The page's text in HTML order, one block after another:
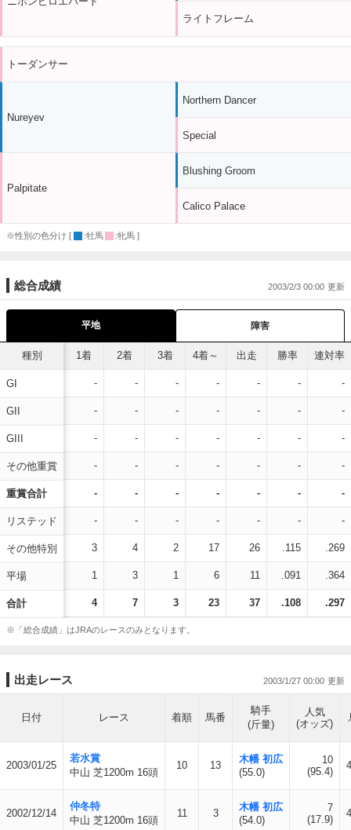
ライトフレーム
トーダンサー
Nureyev
Palpitate
Northern Dancer
Special
Blushing Groom
Calico Palace
※性別の色分け [ :牡馬 :牝馬 ]
総合成績 2003/2/3 00:00
平地 障害
種別
GI
GII
GIII
その他重賞
重賞合計
リステッド
その他特別
平場
合計
1着 2着 3着 4着～ 出走 勝率 連対率
- - - - - - -
- - - - - - -
- - - - - - -
- - - - - - -
- - - - - - -
- - - - - - -
3 4 2 17 26 .115 .269
1 3 1 6 11 .091 .364
4 7 3 23 37 .108 .297
※「総合成績」はJRAのレースのみとなります。
出走レース 2003/1/27 00:00
日付 レース 着順 馬番
騎手
(斤量)
人気
(オッズ)
2003/01/25
若水賞
中山 芝1200m 16頭
10 13
木幡 初広
(55.0)
10
(95.4)
2002/12/14
仲冬特
中山 芝1200m 16頭
11 3
木幡 初広
(54.0)
7
(17.9)